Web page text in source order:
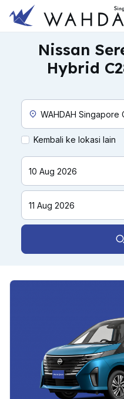
Nissan
Hybrid
Lokasi Penjemputan Khusus
Kembali ke lokasi lain